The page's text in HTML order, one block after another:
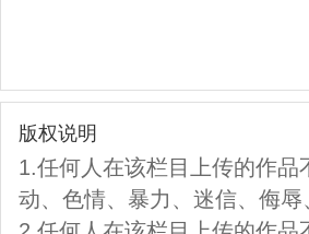
版权说明
1.任何人在该栏目上传的作
动、色情、暴力、迷信、侮